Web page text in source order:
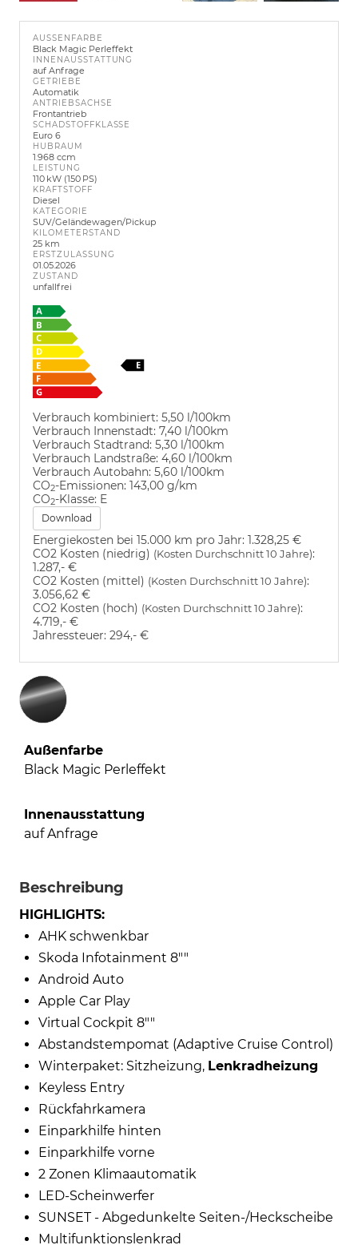
AUSSENFARBE
Black Magic Perleffekt
INNENAUSSTATTUNG
auf Anfrage
GETRIEBE
Automatik
ANTRIEBSACHSE
Frontantrieb
SCHADSTOFFKLASSE
Euro 6
HUBRAUM
1.968 ccm
LEISTUNG
110 kW (150 PS)
KRAFTSTOFF
Diesel
KATEGORIE
SUV/Geländewagen/Pickup
KILOMETERSTAND
25 km
ERSTZULASSUNG
01.05.2026
ZUSTAND
unfallfrei
Verbrauch kombiniert: 5,50 l/100km
Verbrauch Innenstadt: 7,40 l/100km
Verbrauch Stadtrand: 5,30 l/100km
Verbrauch Landstraße: 4,60 l/100km
Verbrauch Autobahn: 5,60 l/100km
CO2-Emissionen: 143,00 g/km
CO2-Klasse: E
Download
Energiekosten bei 15.000 km pro Jahr: 1.328,25 €
CO2 Kosten (niedrig) (Kosten Durchschnitt 10 Jahre):
1.287,- €
CO2 Kosten (mittel) (Kosten Durchschnitt 10 Jahre):
3.056,62 €
CO2 Kosten (hoch) (Kosten Durchschnitt 10 Jahre):
4.719,- €
Jahressteuer: 294,- €
Außenfarbe
Black Magic Perleffekt
Innenausstattung
auf Anfrage
Beschreibung
HIGHLIGHTS:
AHK schwenkbar
Skoda Infotainment 8""
Android Auto
Apple Car Play
Virtual Cockpit 8""
Abstandstempomat (Adaptive Cruise Control)
Winterpaket: Sitzheizung, Lenkradheizung
Keyless Entry
Rückfahrkamera
Einparkhilfe hinten
Einparkhilfe vorne
2 Zonen Klimaautomatik
LED-Scheinwerfer
SUNSET - Abgedunkelte Seiten-/Heckscheibe
Multifunktionslenkrad